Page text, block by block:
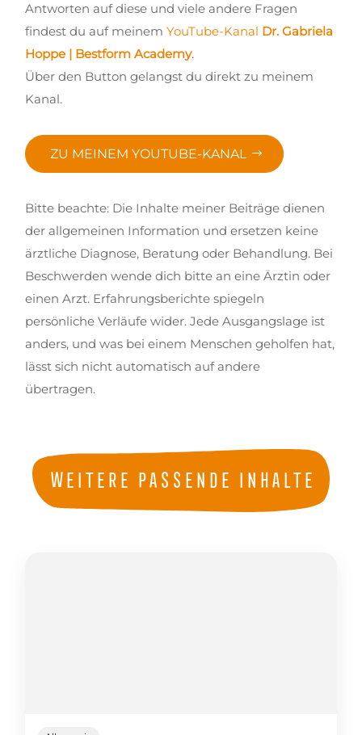
Antworten auf diese und viele andere Fragen
findest du auf meinemYouTube-Kanal Dr. Gabriela
Hoppe | Bestform Academy.
Über den Button gelangst du direkt zu meinem
Kanal.
ZU MEINEM YOUTUBE-KANAL
Bitte beachte: Die Inhalte meiner Beiträge dienen
der allgemeinen Information und ersetzen keine
ärztliche Diagnose, Beratung oder Behandlung. Bei
Beschwerden wende dich bitte an eine Ärztin oder
einen Arzt. Erfahrungsberichte spiegeln
persönliche Verläufe wider. Jede Ausgangslage ist
anders, und was bei einem Menschen geholfen hat,
lässt sich nicht automatisch auf andere
übertragen.
Weitere passende Inhalte